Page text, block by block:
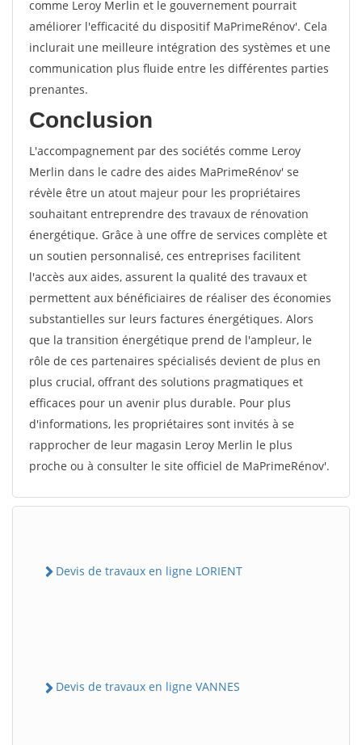
comme Leroy Merlin et le gouvernement pourrait
améliorer l'efficacité du dispositif MaPrimeRénov'. Cela
inclurait une meilleure intégration des systèmes et une
communication plus fluide entre les différentes parties
prenantes.
Conclusion
L'accompagnement par des sociétés comme Leroy
Merlin dans le cadre des aides MaPrimeRénov' se
révèle être un atout majeur pour les propriétaires
souhaitant entreprendre des travaux de rénovation
énergétique. Grâce à une offre de services complète et
un soutien personnalisé, ces entreprises facilitent
l'accès aux aides, assurent la qualité des travaux et
permettent aux bénéficiaires de réaliser des économies
substantielles sur leurs factures énergétiques. Alors
que la transition énergétique prend de l'ampleur, le
rôle de ces partenaires spécialisés devient de plus en
plus crucial, offrant des solutions pragmatiques et
efficaces pour un avenir plus durable. Pour plus
d'informations, les propriétaires sont invités à se
rapprocher de leur magasin Leroy Merlin le plus
proche ou à consulter le site officiel de MaPrimeRénov'.
Devis de travaux en ligne LORIENT
Devis de travaux en ligne VANNES